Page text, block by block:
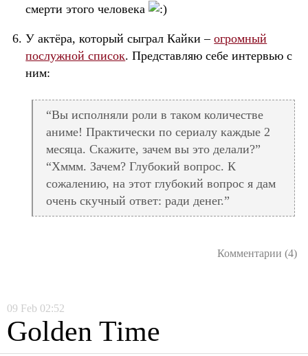
смерти этого человека
У актёра, который сыграл Кайки –огромный
послужной список. Представляю себе интервью с
ним:
“Вы исполняли роли в таком количестве
аниме! Практически по сериалу каждые 2
месяца. Скажите, зачем вы это делали?”
“Хммм. Зачем? Глубокий вопрос. К
сожалению, на этот глубокий вопрос я дам
очень скучный ответ: ради денег.”
Комментарии (4)
09 Feb 02:52
Golden Time